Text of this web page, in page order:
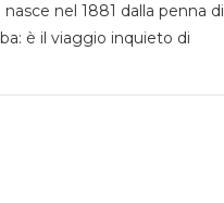
nel 1881 dalla penna di
è il viaggio inquieto di